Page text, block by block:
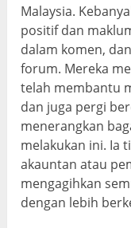
Malaysia.
positif dan
dalam komen,
forum. Mereka
telah membantu
dan juga pergi
menerangkan
melakukan ini. Ia
akauntan atau
mengagihkan
dengan lebih